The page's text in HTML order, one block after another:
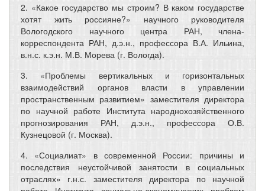
2. «Какое государство мы строим? В каком государстве
хотят жить россияне?» научного руководителя
Вологодского научного центра РАН, члена-
корреспондента РАН, д.э.н., профессора В.А. Ильина,
в.н.с. к.э.н. М.В. Морева (г. Вологда).
3. «Проблемы вертикальных и горизонтальных
взаимодействий органов власти в управлении
пространственным развитием» заместителя директора
по научной работе Института народнохозяйственного
прогнозирования РАН, д.э.н., профессора О.В.
Кузнецовой (г. Москва).
4. «Социалиат» в современной России: причины и
последствия неустойчивой занятости в социальных
отраслях» г.н.с. заместителя директора по научной